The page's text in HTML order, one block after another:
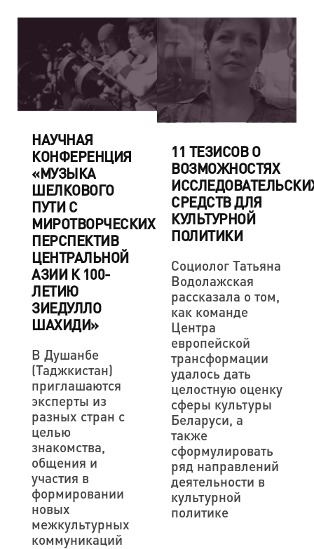
НАУЧНАЯ
КОНФЕРЕНЦИЯ
«МУЗЫКА
ШЕЛКОВОГО
ПУТИ С
МИРОТВОРЧЕСКИХ
ПЕРСПЕКТИВ
ЦЕНТРАЛЬНОЙ
АЗИИ К 100-
ЛЕТИЮ
ЗИЕДУЛЛО
ШАХИДИ»
В Душанбе
(Таджкистан)
приглашаются
эксперты из
разных стран с
целью
знакомства,
общения и
участия в
формировании
новых
межкультурных
коммуникаций
11 ТЕЗИСОВ О
ВОЗМОЖНОСТЯХ
СРЕДСТВ ДЛЯ
КУЛЬТУРНОЙ
ПОЛИТИКИ
Социолог Татьяна
Водолажская
рассказала о том,
как команде
Центра
европейской
трансформации
удалось дать
целостную оценку
сферы культуры
Беларуси, а
также
сформулировать
ряд направлений
деятельности в
культурной
политике